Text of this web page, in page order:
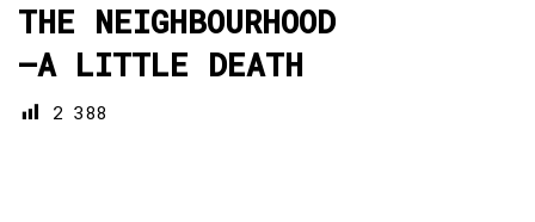
THE NEIGHBOURHOOD
—A LITTLE DEATH
2 388